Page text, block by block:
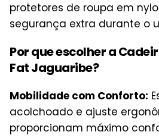
protetores de roupa em
segurança extra durante o
Por que escolher a
Fat Jaguaribe?
Mobilidade com Conforto:
acolchoado e ajuste
proporcionam máximo